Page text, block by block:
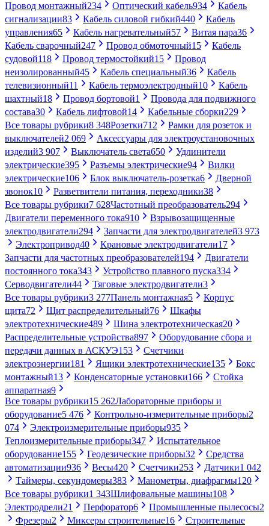
Провод монтажный234 Оптический кабель934
Кабель
сигнализации83 Кабель силовой гибкий440
Кабель
управления65 Кабель нагревательный57 Витая пара36
Кабель сварочный247 Провод обмоточный15
Кабель
судовой118 Провод термостойкий15
Провод
неизолированный45 Кабель специальный36
Кабель
телевизионный11 Кабель термоэлектродный10
Кабель
шахтный18 Провод бортовой1
Провода для подвижного
состава30 Кабель лифтовой14 Кабельные сборки229
Все товары рубрики8 348Розетки712
Рамки для розеток и
выключателей2 069
Аксессуары для электроустановочных
изделий3 907 Выключатель света650
Удлинители
электрические395 Разъемы электрические94
Вилки
электрические106 Блок выключатель-розетка6
Дверной
звонок10 Разветвители питания, переходники38
Все товары рубрики7 628Частотный преобразователь294
Двигатели переменного тока910
Взрывозащищенные
электродвигатели294 Запчасти для электродвигателей3 973
Электропривод40 Крановые электродвигатели17
Запчасти для частотных преобразователей194
Двигатели
постоянного тока343 Устройство плавного пуска334
Серводвигатели44 Тяговые электродвигатели3
Все товары рубрики3 277Панель монтажная5
Корпус
щита72 Щит распределительный76
Шкафы
электротехнические489 Шина электротехническая20
Распределительные устройства897
Оборудование сбора и
передачи данных в АСКУЭ153
Счетчики
электроэнергии181 Ящики электротехнические135
Бокс
монтажный13 Конденсаторные установки166
Стойка
аппаратная9
Все товары рубрики15 262Лабораторные приборы и
оборудование5 476 Контрольно-измерительные приборы2
074
Электроизмерительные приборы935
Теплоизмерительные приборы347
Испытательное
оборудование155 Геодезические приборы32
Средства
автоматизации936 Весы420 Счетчики253 Датчики1 042
Таймеры, секундомеры383 Манометры, диафрагмы120
Все товары рубрики1 343Шлифовальные машины108
Электродрели21 Перфоратор6 Промышленные пылесосы2
Фрезеры2 Миксеры строительные16
Строительные